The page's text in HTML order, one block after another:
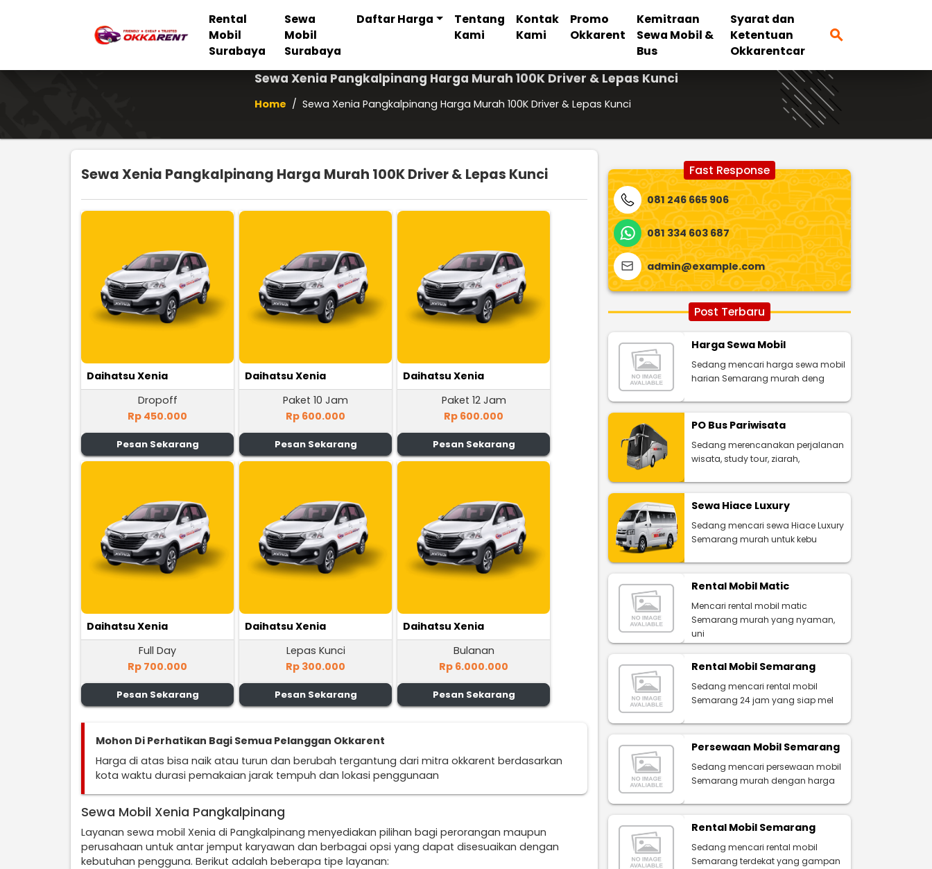
Rental
Mobil
Surabaya
Sewa
Mobil
Surabaya
Daftar Harga
Tentang
Kami
Kontak
Kami
Promo
Okkarent
Kemitraan
Sewa Mobil &
Bus
Syarat dan
Ketentuan
Okkarentcar
search
Sewa Xenia Pangkalpinang Harga Murah 100K Driver & Lepas Kunci
Home / Sewa Xenia Pangkalpinang Harga Murah 100K Driver & Lepas Kunci
Sewa Xenia Pangkalpinang Harga Murah 100K Driver & Lepas Kunci
Daihatsu Xenia
Dropoff
Rp 450.000
Pesan Sekarang
Daihatsu Xenia
Paket 10 Jam
Rp 600.000
Pesan Sekarang
Daihatsu Xenia
Paket 12 Jam
Rp 600.000
Pesan Sekarang
Daihatsu Xenia
Full Day
Rp 700.000
Pesan Sekarang
Daihatsu Xenia
Lepas Kunci
Rp 300.000
Pesan Sekarang
Daihatsu Xenia
Bulanan
Rp 6.000.000
Pesan Sekarang
Mohon Di Perhatikan Bagi Semua Pelanggan Okkarent
Harga di atas bisa naik atau turun dan berubah tergantung dari mitra okkarent berdasarkan
kota waktu durasi pemakaian jarak tempuh dan lokasi penggunaan
Sewa Mobil Xenia Pangkalpinang
Layanan sewa mobil Xenia di Pangkalpinang menyediakan pilihan bagi perorangan maupun
perusahaan untuk antar jemput karyawan dan berbagai opsi yang dapat disesuaikan dengan
kebutuhan pengguna. Berikut adalah beberapa tipe layanan:
Fast Response
081 246 665 906
081 334 603 687
admin@example.com
Post Terbaru
Harga Sewa Mobil
Sedang mencari harga sewa mobil
harian Semarang murah deng
PO Bus Pariwisata
Sedang merencanakan perjalanan
wisata, study tour, ziarah,
Sewa Hiace Luxury
Sedang mencari sewa Hiace Luxury
Semarang murah untuk kebu
Rental Mobil Matic
Mencari rental mobil matic
Semarang murah yang nyaman,
uni
Rental Mobil Semarang
Sedang mencari rental mobil
Semarang 24 jam yang siap mel
Persewaan Mobil Semarang
Sedang mencari persewaan mobil
Semarang murah dengan harga
Rental Mobil Semarang
Sedang mencari rental mobil
Semarang terdekat yang gampan